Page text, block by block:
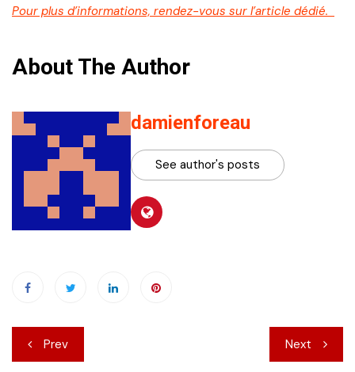
Pour plus d’informations, rendez-vous sur l’article dédié.
About The Author
damienforeau
See author's posts
Navigation
Prev Next